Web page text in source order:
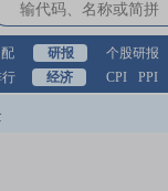
研报 个股研报
经济 CPI PPI